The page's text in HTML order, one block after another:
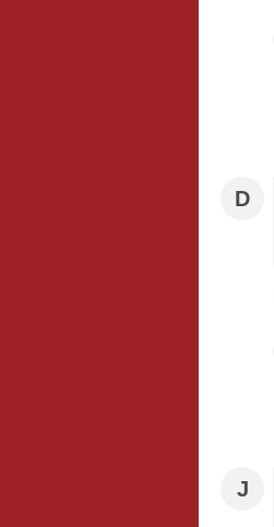
D
J